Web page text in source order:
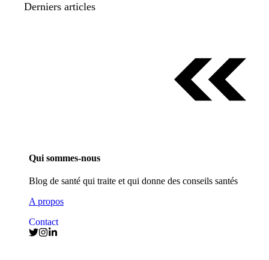
Derniers articles
Qui sommes-nous
Blog de santé qui traite et qui donne des conseils santés
A propos
Contact